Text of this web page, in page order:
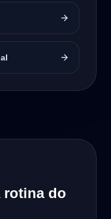
rotina do